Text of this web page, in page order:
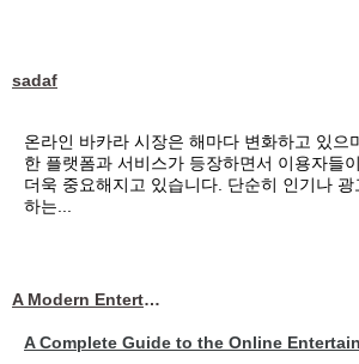
sadaf
온라인 바카라 시장은 해마다 변화하고 있으
한 플랫폼과 서비스가 등장하면서 이용자들
더욱 중요해지고 있습니다. 단순히 인기나
하는...
A Modern Entertainment Platform Bringing
A Complete Guide to the Online